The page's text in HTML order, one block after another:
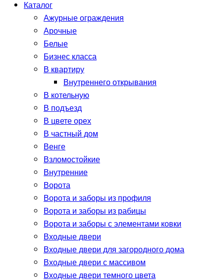
Каталог
Ажурные ограждения
Арочные
Белые
Бизнес класса
В квартиру
Внутреннего открывания
В котельную
В подъезд
В цвете орех
В частный дом
Венге
Взломостойкие
Внутренние
Ворота
Ворота и заборы из профиля
Ворота и заборы из рабицы
Ворота и заборы с элементами ковки
Входные двери
Входные двери для загородного дома
Входные двери с массивом
Входные двери темного цвета